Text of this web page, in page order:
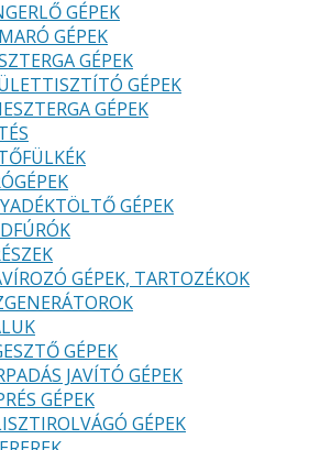
GÉPEK
GÉPEK
GÉPEK
GÉPEK
GÉPEK
GÉPEK
GÉPEK, TARTOZÉKOK
GÉPEK
JAVÍTÓ GÉPEK
GÉPEK
GÉPEK